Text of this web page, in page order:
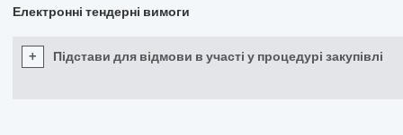
Електронні тендерні вимоги
+ Підстави для відмови в участі у процедурі закупівлі